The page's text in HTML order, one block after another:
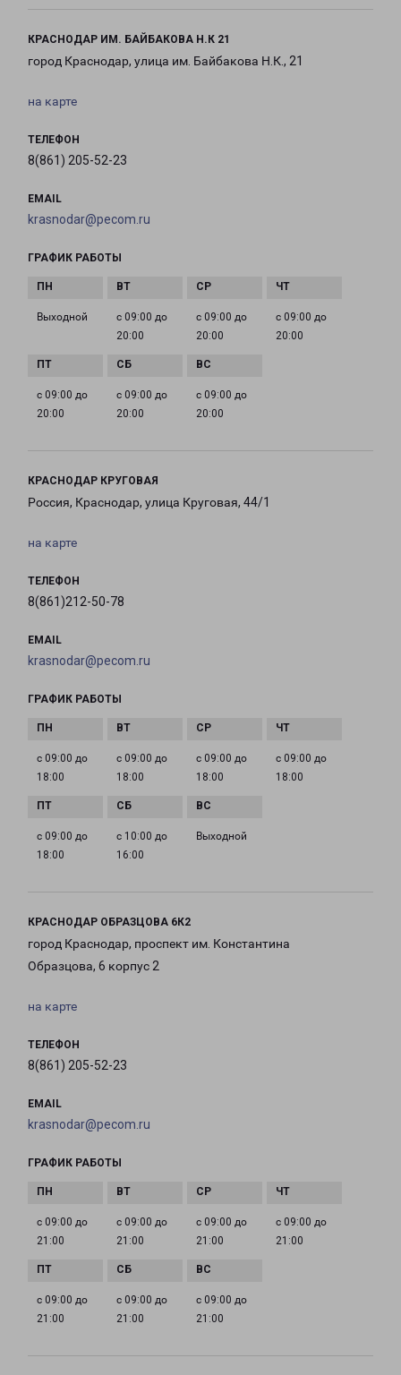
КРАСНОДАР ИМ. БАЙБАКОВА Н.К 21
город Краснодар, улица им. Байбакова Н.К., 21
на карте
ТЕЛЕФОН
8(861) 205-52-23
EMAIL
krasnodar@pecom.ru
ГРАФИК РАБОТЫ
Выходной
с 09:00 до
20:00
с 09:00 до
20:00
с 09:00 до
20:00
с 09:00 до
20:00
с 09:00 до
20:00
с 09:00 до
20:00
КРАСНОДАР КРУГОВАЯ
Россия, Краснодар, улица Круговая, 44/1
на карте
ТЕЛЕФОН
8(861)212-50-78
EMAIL
krasnodar@pecom.ru
ГРАФИК РАБОТЫ
с 09:00 до
18:00
с 09:00 до
18:00
с 09:00 до
18:00
с 09:00 до
18:00
с 09:00 до
18:00
с 10:00 до
16:00
Выходной
КРАСНОДАР ОБРАЗЦОВА 6К2
город Краснодар, проспект им. Константина
Образцова, 6 корпус 2
на карте
ТЕЛЕФОН
8(861) 205-52-23
EMAIL
krasnodar@pecom.ru
ГРАФИК РАБОТЫ
с 09:00 до
21:00
с 09:00 до
21:00
с 09:00 до
21:00
с 09:00 до
21:00
с 09:00 до
21:00
с 09:00 до
21:00
с 09:00 до
21:00